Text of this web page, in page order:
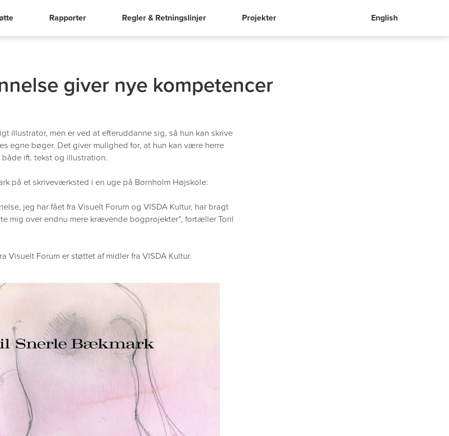
Rapporter Regler & Retningslinjer Projekter English
giver nye kompetencer
illustrator, men er ved at efteruddanne sig, så hun kan skrive
egne bøger. Det giver mulighed for, at hun kan være herre
ift. tekst og illustration.
på et skriveværksted i en uge på Bornholm Højskole:
jeg har fået fra Visuelt Forum og VISDA Kultur, har bragt
mig over endnu mere krævende bogprojekter”, fortæller Toril
Visuelt Forum er støttet af midler fra VISDA Kultur.